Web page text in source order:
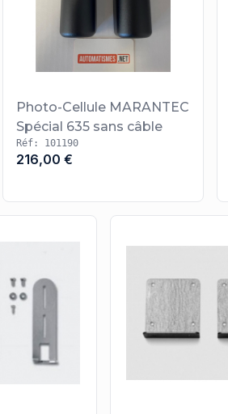
Photo-Cellule MARANTEC
Spécial 635 sans câble
Réf: 101190
216,00 €